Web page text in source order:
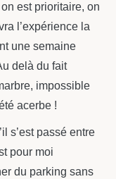
est prioritaire, on
l’expérience la
une semaine
delà du fait
impossible
acerbe !
s’est passé entre
pour moi
du parking sans